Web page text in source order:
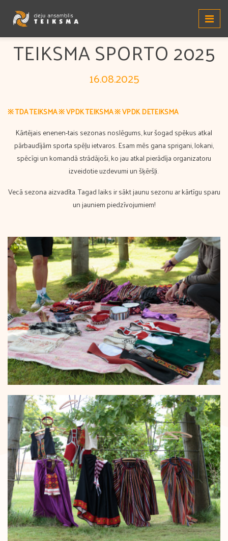
TEIKSMA SPORTO 2025
16.08.2025
※ TDA TEIKSMA※ VPDK TEIKSMA※ VPDK DETEIKSMA
Kārtējais enenen-tais sezonas noslēgums, kur šogad spēkus atkal
pārbaudījām sporta spēļu ietvaros. Esam mēs gana sprigani, lokani,
spēcīgi un komandā strādājoši, ko jau atkal pierādīja organizatoru
izveidotie uzdevumi un šķēršļi.
Vecā sezona aizvadīta. Tagad laiks ir sākt jaunu sezonu ar kārtīgu sparu
un jauniem piedzīvojumiem!